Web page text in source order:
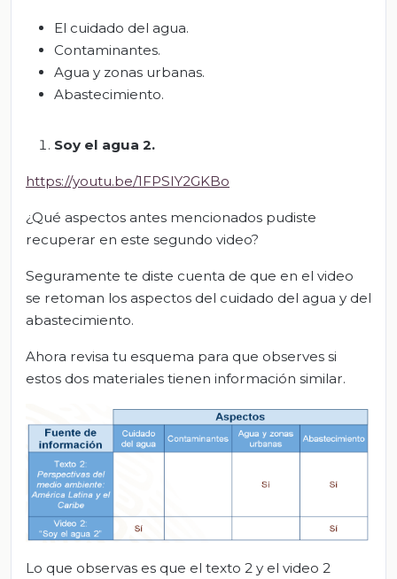
El cuidado del agua.
Contaminantes.
Agua y zonas urbanas.
Abastecimiento.
Soy el agua 2.
https://youtu.be/1FPSIY2GKBo
¿Qué aspectos antes mencionados pudiste
recuperar en este segundo video?
Seguramente te diste cuenta de que en el video
se retoman los aspectos del cuidado del agua y del
abastecimiento.
Ahora revisa tu esquema para que observes si
estos dos materiales tienen información similar.
Lo que observas es que el texto 2 y el video 2